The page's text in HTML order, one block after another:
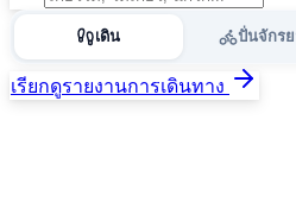
เดิน ปั่นจักร
เรียกดูรายงานการเดินทาง